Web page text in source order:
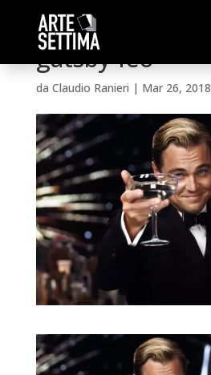
gatsby-leo
da Claudio Ranieri | Mar 26, 2018